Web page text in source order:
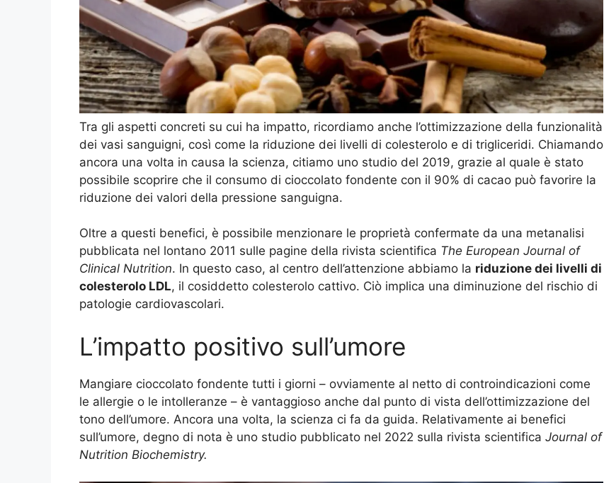
Tra gli aspetti concreti su cui ha impatto, ricordiamo anche l’ottimizzazione della funzionalità
dei vasi sanguigni, così come la riduzione dei livelli di colesterolo e di trigliceridi. Chiamando
ancora una volta in causa la scienza, citiamo uno studio del 2019, grazie al quale è stato
possibile scoprire che il consumo di cioccolato fondente con il 90% di cacao può favorire la
riduzione dei valori della pressione sanguigna.
Oltre a questi benefici, è possibile menzionare le proprietà confermate da una metanalisi
pubblicata nel lontano 2011 sulle pagine della rivista scientifica The European Journal of
Clinical Nutrition. In questo caso, al centro dell’attenzione abbiamo la riduzione dei livelli di
colesterolo LDL, il cosiddetto colesterolo cattivo. Ciò implica una diminuzione del rischio di
patologie cardiovascolari.
L’impatto positivo sull’umore
Mangiare cioccolato fondente tutti i giorni – ovviamente al netto di controindicazioni come
le allergie o le intolleranze – è vantaggioso anche dal punto di vista dell’ottimizzazione del
tono dell’umore. Ancora una volta, la scienza ci fa da guida. Relativamente ai benefici
sull’umore, degno di nota è uno studio pubblicato nel 2022 sulla rivista scientifica Journal of
Nutrition Biochemistry.